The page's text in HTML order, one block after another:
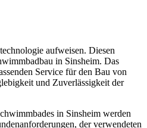
aufweisen. Diesen
in Sinsheim. Das
Service für den Bau von
und Zuverlässigkeit der
in Sinsheim werden
der verwendeten